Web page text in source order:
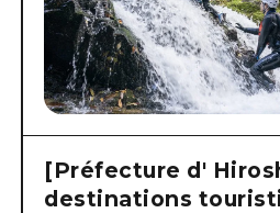
[Préfecture d'
destinations